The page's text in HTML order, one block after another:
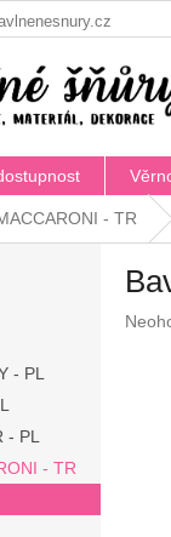
- TR
- PL
- PL
- TR